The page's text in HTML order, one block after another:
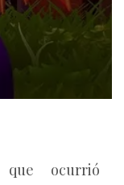
ocurrió